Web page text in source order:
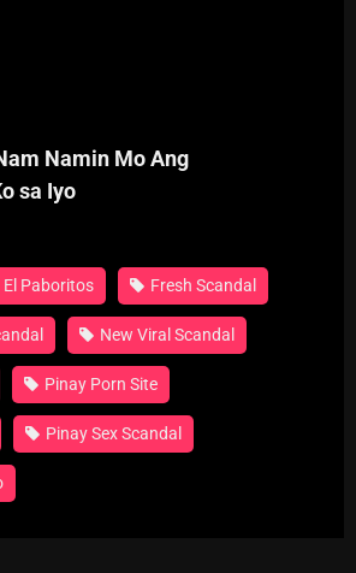
Namin Mo Ang
sa Iyo
El Paboritos Fresh Scandal
New Viral Scandal
Pinay Porn Site
Pinay Sex Scandal